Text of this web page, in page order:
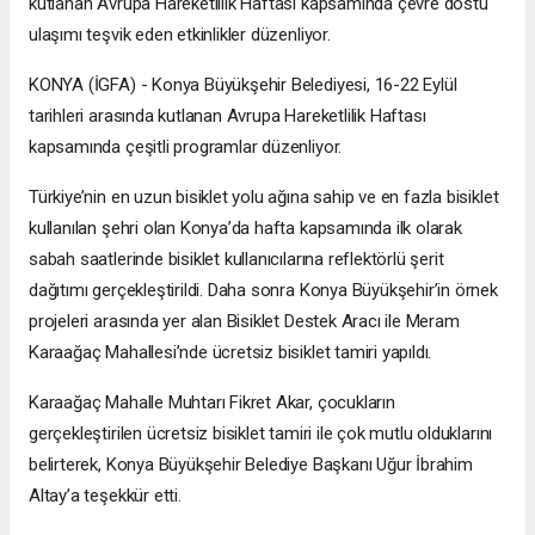
ulaşımı teşvik eden etkinlikler düzenliyor.
KONYA (İGFA) - Konya Büyükşehir Belediyesi, 16-22 Eylül
tarihleri arasında kutlanan Avrupa Hareketlilik Haftası
kapsamında çeşitli programlar düzenliyor.
Türkiye’nin en uzun bisiklet yolu ağına sahip ve en fazla bisiklet
kullanılan şehri olan Konya’da hafta kapsamında ilk olarak
sabah saatlerinde bisiklet kullanıcılarına reflektörlü şerit
dağıtımı gerçekleştirildi. Daha sonra Konya Büyükşehir’in örnek
projeleri arasında yer alan Bisiklet Destek Aracı ile Meram
Karaağaç Mahallesi’nde ücretsiz bisiklet tamiri yapıldı.
Karaağaç Mahalle Muhtarı Fikret Akar, çocukların
gerçekleştirilen ücretsiz bisiklet tamiri ile çok mutlu olduklarını
belirterek, Konya Büyükşehir Belediye Başkanı Uğur İbrahim
Altay’a teşekkür etti.